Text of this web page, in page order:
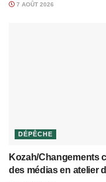
7 AOÛT 2026
DÉPÊCHE
Kozah/Changements
des médias en atelier